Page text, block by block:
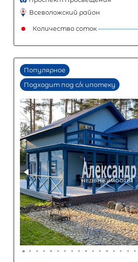
Ежемесячный платеж
Размер кредита
8 320 000
12 480 000 ₽
Задать вопрос
ООО «АЛЕКСАНДР-НЕДВИЖИМОСТЬ»
организацией. Кредит
носит информационный характер и
точного расчета платежей по
об условиях кредитования
(Санкт-Петербург ул. Боткинская д.